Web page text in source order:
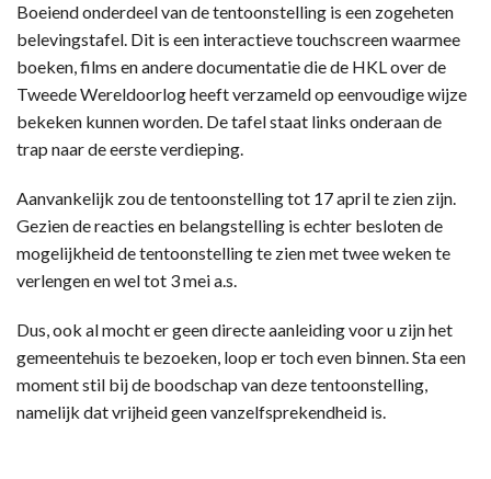
Boeiend onderdeel van de tentoonstelling is een zogeheten
belevingstafel. Dit is een interactieve touchscreen waarmee
boeken, films en andere documentatie die de HKL over de
Tweede Wereldoorlog heeft verzameld op eenvoudige wijze
bekeken kunnen worden. De tafel staat links onderaan de
trap naar de eerste verdieping.
Aanvankelijk zou de tentoonstelling tot 17 april te zien zijn.
Gezien de reacties en belangstelling is echter besloten de
mogelijkheid de tentoonstelling te zien met twee weken te
verlengen en wel tot 3 mei a.s.
Dus, ook al mocht er geen directe aanleiding voor u zijn het
gemeentehuis te bezoeken, loop er toch even binnen. Sta een
moment stil bij de boodschap van deze tentoonstelling,
namelijk dat vrijheid geen vanzelfsprekendheid is.